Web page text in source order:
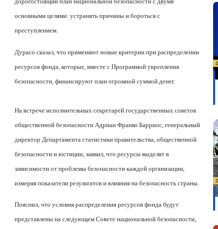
основными целями: устранять причины и бороться с
преступлением.
Дурасо сказал, что применяют новые критерии при распределении
ресурсов фонда, которые, вместе с Программой укрепления
безопасности, финансируют план огромной суммой денег.
На встрече исполнительных секретарей государственных советов
общественной безопасности Адриан Франко Барриос, генеральный
директор Департамента статистики правительства, общественной
безопасности и юстиции, заявил, что ресурсы выделят в
зависимости от проблемы безопасности каждой организации,
измеряя показатели результатов и влияния на безопасность страны.
Пояснил, что условия распределения ресурсов фонда будут
представлены на следующем Совете национальной безопасности,